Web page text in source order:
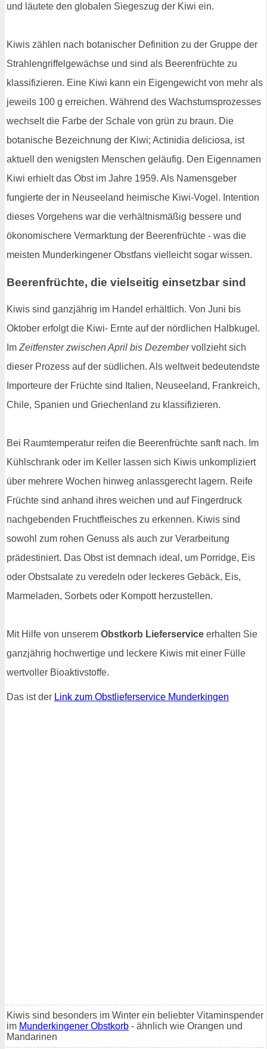
und läutete den globalen Siegeszug der Kiwi ein.
Kiwis zählen nach botanischer Definition zu der Gruppe der
Strahlengriffelgewächse und sind als Beerenfrüchte zu
klassifizieren. Eine Kiwi kann ein Eigengewicht von mehr als
jeweils 100 g erreichen. Während des Wachstumsprozesses
wechselt die Farbe der Schale von grün zu braun. Die
botanische Bezeichnung der Kiwi; Actinidia deliciosa, ist
aktuell den wenigsten Menschen geläufig. Den Eigennamen
Kiwi erhielt das Obst im Jahre 1959. Als Namensgeber
fungierte der in Neuseeland heimische Kiwi-Vogel. Intention
dieses Vorgehens war die verhältnismäßig bessere und
ökonomischere Vermarktung der Beerenfrüchte - was die
meisten Munderkingener Obstfans vielleicht sogar wissen.
Beerenfrüchte, die vielseitig einsetzbar sind
Kiwis sind ganzjährig im Handel erhältlich. Von Juni bis
Oktober erfolgt die Kiwi- Ernte auf der nördlichen Halbkugel.
Im Zeitfenster zwischen April bis Dezembervollzieht sich
dieser Prozess auf der südlichen. Als weltweit bedeutendste
Importeure der Früchte sind Italien, Neuseeland, Frankreich,
Chile, Spanien und Griechenland zu klassifizieren.
Bei Raumtemperatur reifen die Beerenfrüchte sanft nach. Im
Kühlschrank oder im Keller lassen sich Kiwis unkompliziert
über mehrere Wochen hinweg anlassgerecht lagern. Reife
Früchte sind anhand ihres weichen und auf Fingerdruck
nachgebenden Fruchtfleisches zu erkennen. Kiwis sind
sowohl zum rohen Genuss als auch zur Verarbeitung
prädestiniert. Das Obst ist demnach ideal, um Porridge, Eis
oder Obstsalate zu veredeln oder leckeres Gebäck, Eis,
Marmeladen, Sorbets oder Kompott herzustellen.
Mit Hilfe von unserem Obstkorb Lieferservice erhalten Sie
ganzjährig hochwertige und leckere Kiwis mit einer Fülle
wertvoller Bioaktivstoffe.
Das ist der Link zum Obstlieferservice Munderkingen
Kiwis sind besonders im Winter ein beliebter Vitaminspender
im Munderkingener Obstkorb - ähnlich wie Orangen und
Mandarinen